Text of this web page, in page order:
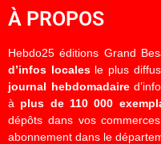
À PROPOS
Hebdo25 éditions Grand
d’infos localesle plus
journal hebdomadaire
à plus de 110 000
dépôts dans vos
abonnement dans le